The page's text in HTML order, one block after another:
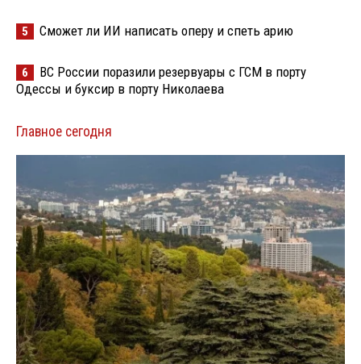
5 Сможет ли ИИ написать оперу и спеть арию
6
ВС России поразили резервуары с ГСМ в порту
Одессы и буксир в порту Николаева
Главное сегодня